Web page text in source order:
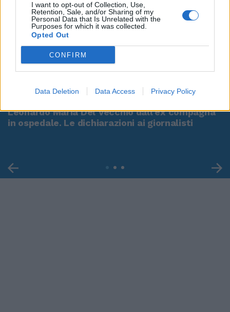
I want to opt-out of Collection, Use,
Retention, Sale, and/or Sharing of my
Personal Data that Is Unrelated with the
Purposes for which it was collected.
Opted Out
CONFIRM
Data Deletion Data Access Privacy Policy
Leonardo Maria Del Vecchio dall'ex compagna
in ospedale. Le dichiarazioni ai giornalisti